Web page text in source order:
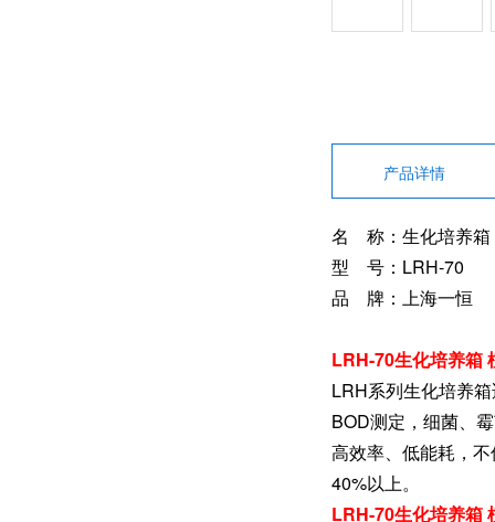
产品详情
名 称：生化培养箱
型 号：LRH-70
品 牌：上海一恒
LRH-70生化培养箱
LRH系列生化培养
BOD测定，细菌、
高效率、低能耗，
40%以上。
LRH-70生化培养箱